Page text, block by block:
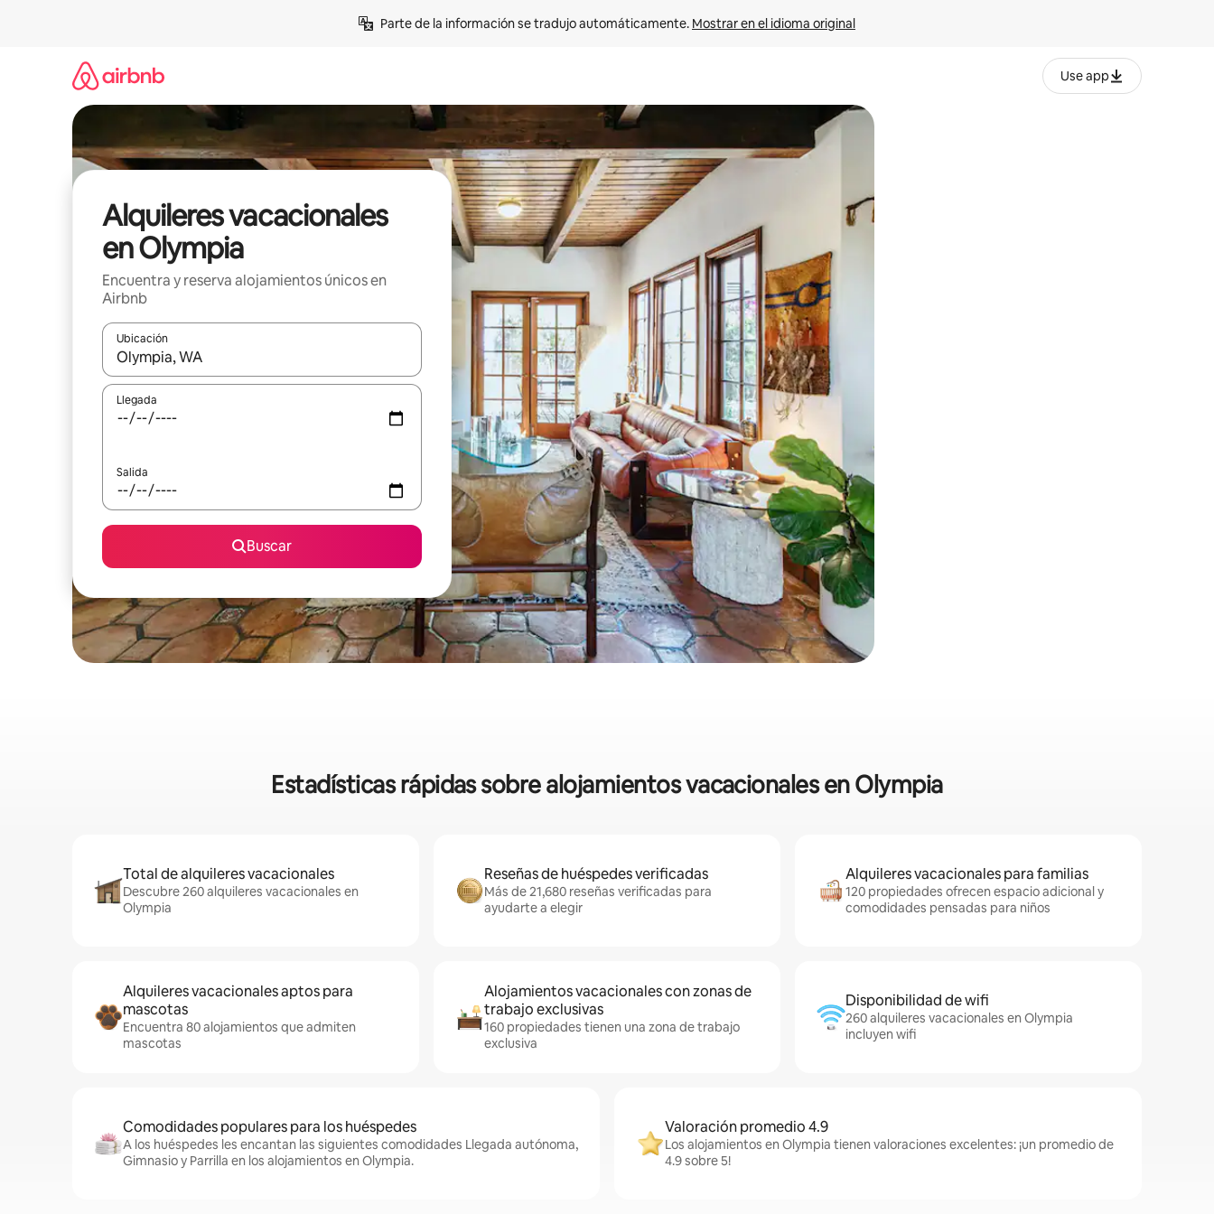
Parte de la información se tradujo automáticamente. Mostrar en el idioma original
Use app
Alquileres vacacionales
en Olympia
Encuentra y reserva alojamientos únicos en
Airbnb
Ubicación
Cuando los resultados estén disponibles, navega con las teclas de flecha hacia arriba y hacia abajo o explora con el tacto o desliza el dedo.
Llegada
Salida
Buscar
Estadísticas rápidas sobre alojamientos vacacionales en Olympia
Total de alquileres vacacionales
Descubre 260 alquileres vacacionales en
Olympia
Reseñas de huéspedes verificadas
Más de 21,680 reseñas verificadas para
ayudarte a elegir
Alquileres vacacionales para familias
120 propiedades ofrecen espacio adicional y
comodidades pensadas para niños
Alquileres vacacionales aptos para
mascotas
Encuentra 80 alojamientos que admiten
mascotas
Alojamientos vacacionales con zonas de
trabajo exclusivas
160 propiedades tienen una zona de trabajo
exclusiva
Disponibilidad de wifi
260 alquileres vacacionales en Olympia
incluyen wifi
Comodidades populares para los huéspedes
A los huéspedes les encantan las siguientes comodidades Llegada autónoma,
Gimnasio y Parrilla en los alojamientos en Olympia.
Valoración promedio 4.9
Los alojamientos en Olympia tienen valoraciones excelentes: ¡un promedio de
4.9 sobre 5!